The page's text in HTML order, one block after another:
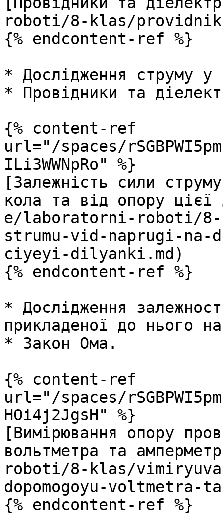
roboti/8-klas/
{% endcontent-ref %}
* Дослідження струму у
* Провідники та
{% content-ref
url="/spaces/
ILi3WWNpRo" %}
[Залежність сили
кола та від опору
e/laboratorni-roboti/
strumu-vid-naprugi-
ciyeyi-dilyanki.md)
{% endcontent-ref %}
* Дослідження
прикладеної до нього
* Закон Ома.
{% content-ref
url="/spaces/
HOi4j2JgsH" %}
[Вимірювання опору
вольтметра та
roboti/8-klas/
dopomogoyu-voltmetra-
{% endcontent-ref %}